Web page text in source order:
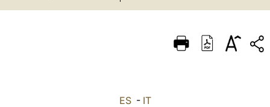
ITALIANO
ES- IT